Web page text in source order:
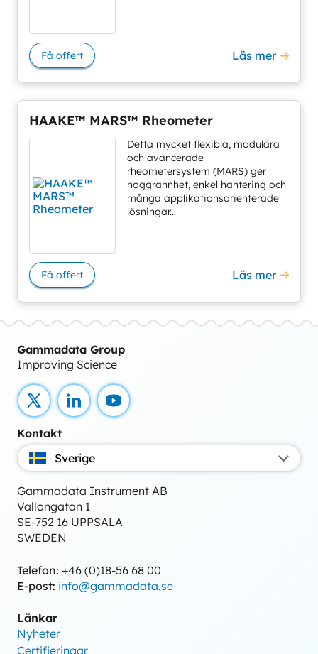
Få offert Läs mer
HAAKE™ MARS™ Rheometer
Detta mycket flexibla, modulära
och avancerade
rheometersystem (MARS) ger
noggrannhet, enkel hantering och
många applikationsorienterade
lösningar...
Få offert Läs mer
Gammadata Group
Improving Science
X LinkedInYouTube
Kontakt
Sverige
Gammadata Instrument AB
Vallongatan 1
SE-752 16 UPPSALA
SWEDEN
Telefon: +46 (0)18-56 68 00
E-post: info@gammadata.se
Länkar
Nyheter
Certifieringar